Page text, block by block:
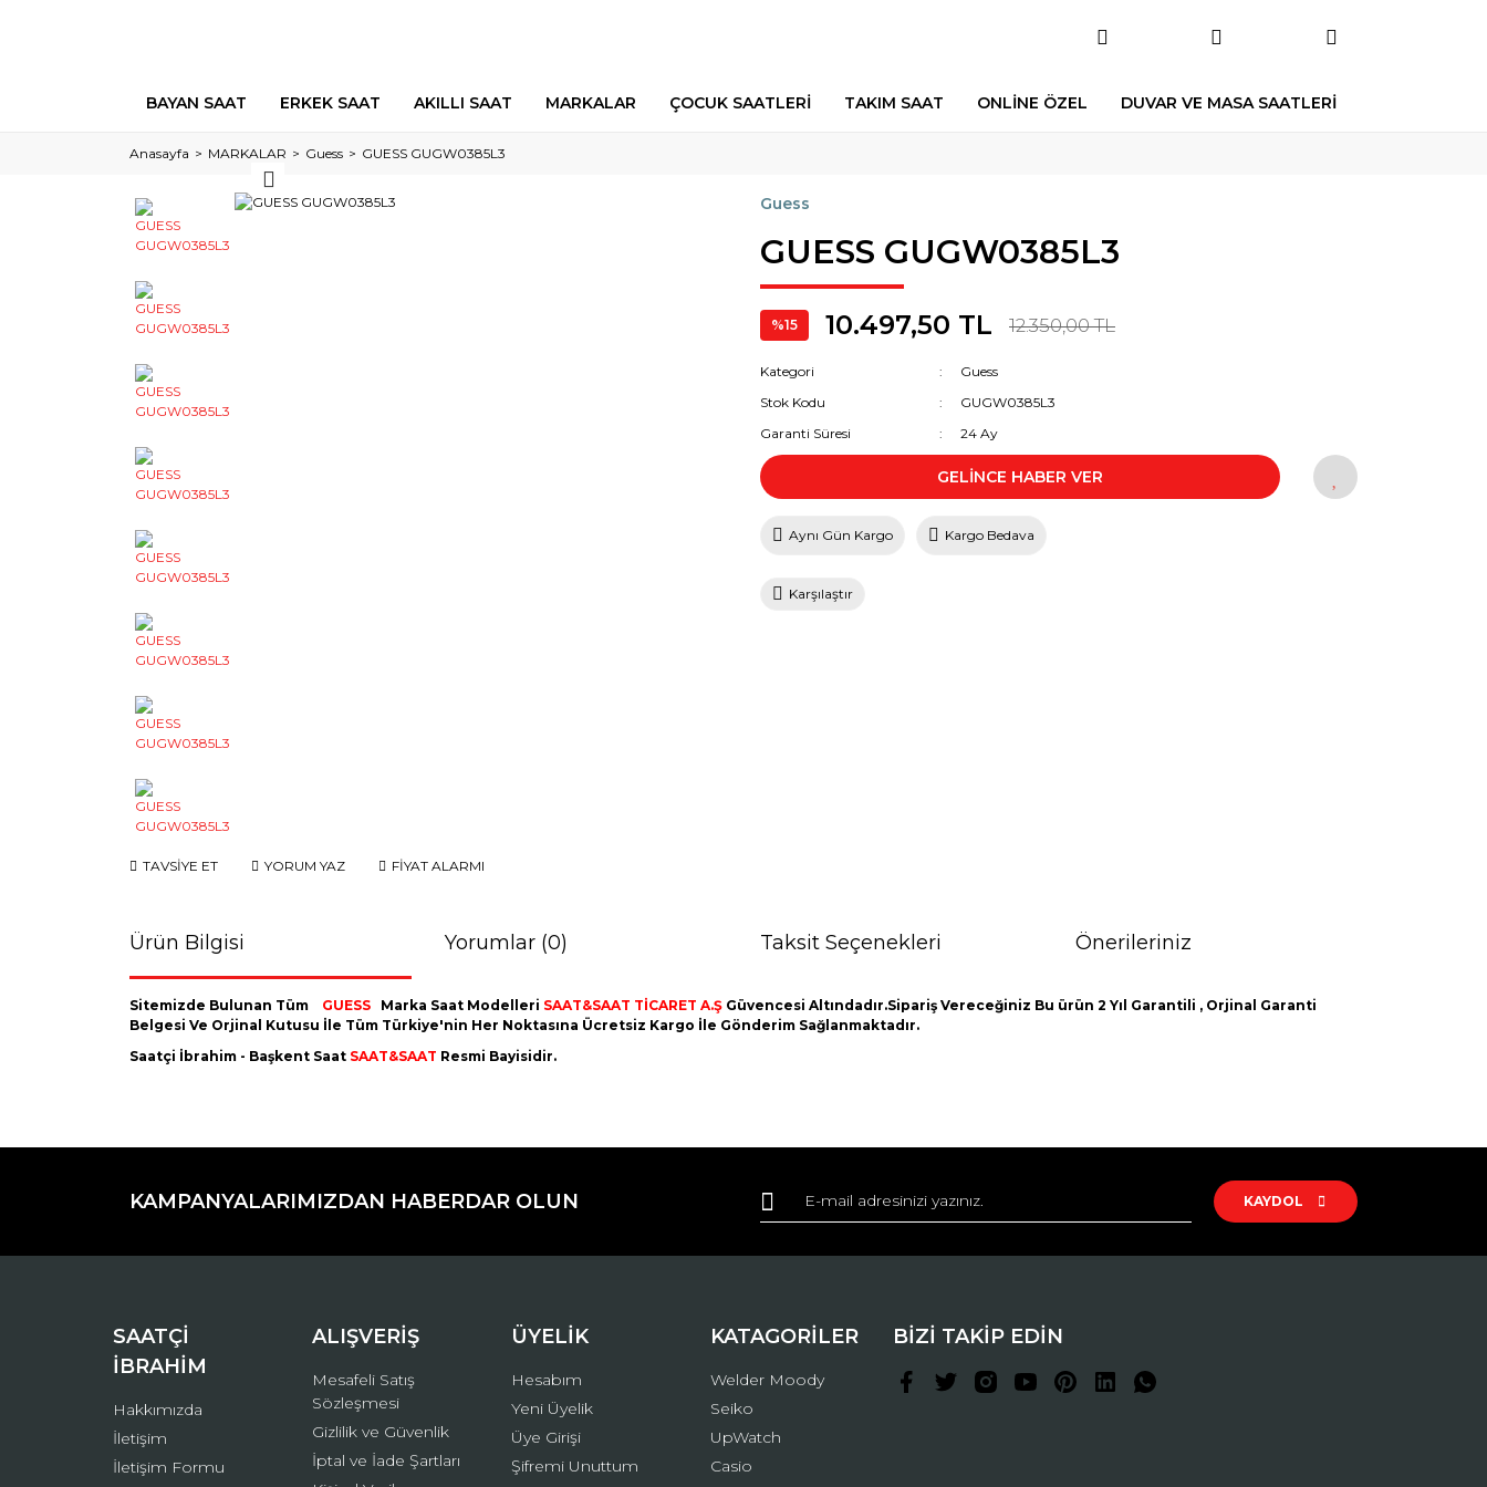
BAYAN SAAT ERKEK SAAT AKILLI SAAT MARKALAR ÇOCUK SAATLERİ TAKIM SAAT ONLİNE ÖZEL DUVAR VE MASA SAATLERİ
Anasayfa MARKALAR Guess GUESS GUGW0385L3
TAVSİYE ET YORUM YAZ FİYAT ALARMI
Guess
GUESS GUGW0385L3
%15 10.497,50 TL 12.350,00 TL
Kategori
Guess
Stok Kodu
GUGW0385L3
Garanti Süresi
24 Ay
GELİNCE HABER VER
Aynı Gün Kargo Kargo Bedava
Karşılaştır
Ürün Bilgisi Yorumlar (0) Taksit Seçenekleri Önerileriniz
Sitemizde Bulunan Tüm GUESS Marka Saat Modelleri SAAT&SAAT TİCARET A.Ş Güvencesi Altındadır.Sipariş Vereceğiniz Bu ürün 2 Yıl Garantili , Orjinal Garanti
Belgesi Ve Orjinal Kutusu İle Tüm Türkiye'nin Her Noktasına Ücretsiz Kargo İle Gönderim Sağlanmaktadır.
Saatçi İbrahim - Başkent Saat SAAT&SAAT Resmi Bayisidir.
Yorum Yaz
Görüş ve önerileriniz için teşekkür ederiz.
Ürün resmi kalitesiz, bozuk veya görüntülenemiyor.
Bu ürüne benzer farklı alternatifler olmalı.
Gönder
KAMPANYALARIMIZDAN HABERDAR OLUN KAYDOL
SAATÇİ
İBRAHİM
Hakkımızda
İletişim
İletişim Formu
ALIŞVERİŞ
Mesafeli Satış
Sözleşmesi
Gizlilik ve Güvenlik
İptal ve İade Şartları
ÜYELİK
Hesabım
Yeni Üyelik
Üye Girişi
Şifremi Unuttum
KATAGORİLER
Welder Moody
Seiko
UpWatch
Casio
BİZİ TAKİP EDİN